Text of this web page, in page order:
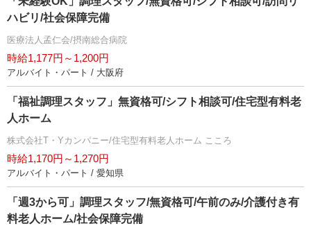
ハビリ/社会保障完備
医療法人孟仁会/摂南総合病院
時給1,177円～1,200円
アルバイト・パート / 大阪府
「福祉調理スタッフ」無資格可/シフト相談可/住宅型有料老
人ホーム
株式会社T・Yカンパニー/住宅型有料老人ホーム こころ
時給1,170円～1,270円
アルバイト・パート / 愛知県
「週3から可」調理スタッフ/無資格可/午前のみ/介護付き有
料老人ホーム/社会保障完備